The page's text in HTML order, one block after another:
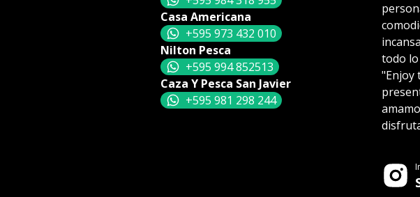
Casa Americana
+595 973 432 010
Nilton Pesca
+595 994 852513
Caza Y Pesca San Javier
+595 981 298 244
todo lo
"Enjoy